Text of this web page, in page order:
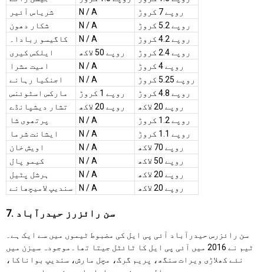
شریاس آئیر
N / A
روپے 7 کروڑ
شکار دھون
N / A
روپے 5.2 کروڑ
کاگیسو ربادا۔
N / A
روپے 4.2 کروڑ
ایلکس کیری
روپے 50 لاکھ
روپے 2.4 کروڑ
امیت مشرا
N / A
روپے 4 کروڑ
اجنکیا رہانے
N / A
روپے 5.25 کروڑ
مارکس اسٹوئنس
روپے 1 کروڑ
روپے 4.8 کروڑ
تشار دیشپانڈے
روپے 20 لاکھ
روپے 20 لاکھ
پرتھوی شا
N / A
روپے 1.2 کروڑ
ایشانت شرما
N / A
روپے 1.1 کروڑ
اویش خان
N / A
روپے 70 لاکھ
کیمو پال
N / A
روپے 50 لاکھ
ہرشل پٹیل
N / A
روپے 20 لاکھ
سندیپ لامیچھانے
N / A روپے 20 لاکھ
7. سن رائزرز حیدرآباد
سن رائزرس حیدرآباد آئی پی ایل کی مضبوط ٹیموں میں سے ایک ہے۔
ٹیم نے 2016 میں آئی پی ایل کا ٹائٹل جیتا تھا۔موجودہ سیزن میں
نئے کھلاڑی ویرات سنگھ، پریم گرگ، مچل مارش، سندیپ بواناکا،